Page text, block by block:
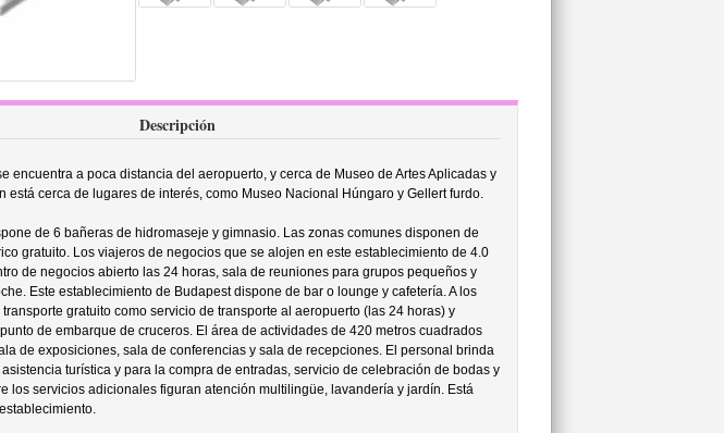
Descripción
encuentra a poca distancia del aeropuerto, y cerca de Museo de Artes Aplicadas y
está cerca de lugares de interés, como Museo Nacional Húngaro y Gellert furdo.
de 6 bañeras de hidromaseje y gimnasio. Las zonas comunes disponen de
gratuito. Los viajeros de negocios que se alojen en este establecimiento de 4.0
de negocios abierto las 24 horas, sala de reuniones para grupos pequeños y
Este establecimiento de Budapest dispone de bar o lounge y cafetería. A los
gratuito como servicio de transporte al aeropuerto (las 24 horas) y
de embarque de cruceros. El área de actividades de 420 metros cuadrados
de exposiciones, sala de conferencias y sala de recepciones. El personal brinda
turística y para la compra de entradas, servicio de celebración de bodas y
los servicios adicionales figuran atención multilingüe, lavandería y jardín. Está